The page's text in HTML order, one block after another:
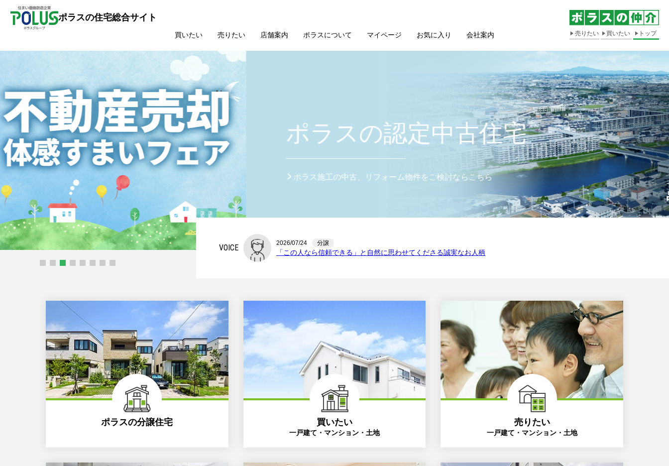
ポラスの住宅総合サイト
買いたい 売りたい 店舗案内 ポラスについて マイページ お気に入り 会社案内 売りたい 買いたい トップ
ポラスの認定中古住宅
ポラス施工の中古、リフォーム物件をご検討ならこちら
1 2 3 4 5 6 7 8
VOICE
VOICE
2026/07/31
夢を叶えるお手伝いをする素敵な営業さん
VOICE 「この人なら信頼できる」と自然に思わせてくださる誠実なお人柄
VOICE
2026/07/17 分譲
それまで会った営業の方の中でだんとつですてきな方
VOICE
VOICE
2026/08/07 分譲
話しづらい内容も最初からお話しできるような信頼感
ポラスの分譲住宅 買いたい
一戸建て・マンション・土地
売りたい
一戸建て・マンション・土地